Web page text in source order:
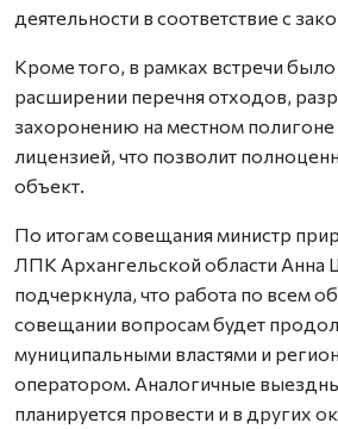
деятельности в соответствие с
Кроме того, в рамках встречи
расширении перечня отходов,
захоронению на местном полигоне
лицензией, что позволит
объект.
По итогам совещания министр
ЛПК Архангельской области Анна
подчеркнула, что работа по всем
совещании вопросам будет
муниципальными властями и
оператором. Аналогичные
планируется провести и в других